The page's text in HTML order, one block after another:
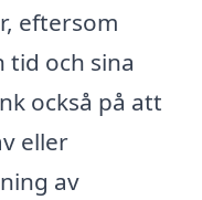
eftersom
tid och sina
också på att
eller
av